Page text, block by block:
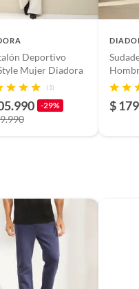
25%modal
9%elastano
Deportivo
Mujer Diadora
(1)
-29% $